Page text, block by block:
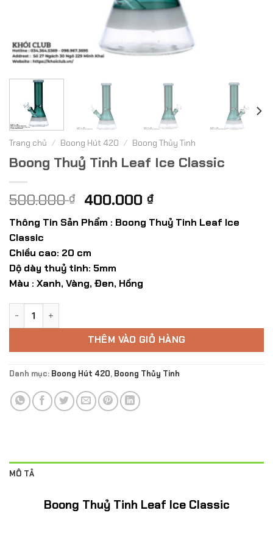
Trang chủ / Boong Hút 420 / Boong Thủy Tinh
Boong Thuỷ Tinh Leaf Ice Classic
500.000₫ Giá
gốc
là:
400.000 ₫Giá
hiện
tại
Thông Tin Sản Phẩm : Boong Thuỷ Tinh Leaf Ice
Classic
Chiều cao: 20 cm
Dộ dày thuỷ tinh: 5mm
Màu : Xanh, Vàng, Đen, Hồng
THÊM VÀO GIỎ HÀNG
Danh mục: Boong Hút 420, Boong Thủy Tinh
MÔ TẢ
Boong Thuỷ Tinh Leaf Ice Classic